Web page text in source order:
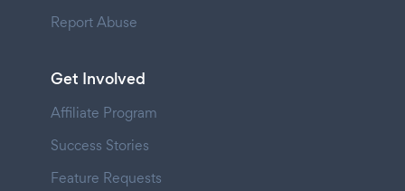
Report Abuse
Get Involved
Affiliate Program
Success Stories
Feature Requests